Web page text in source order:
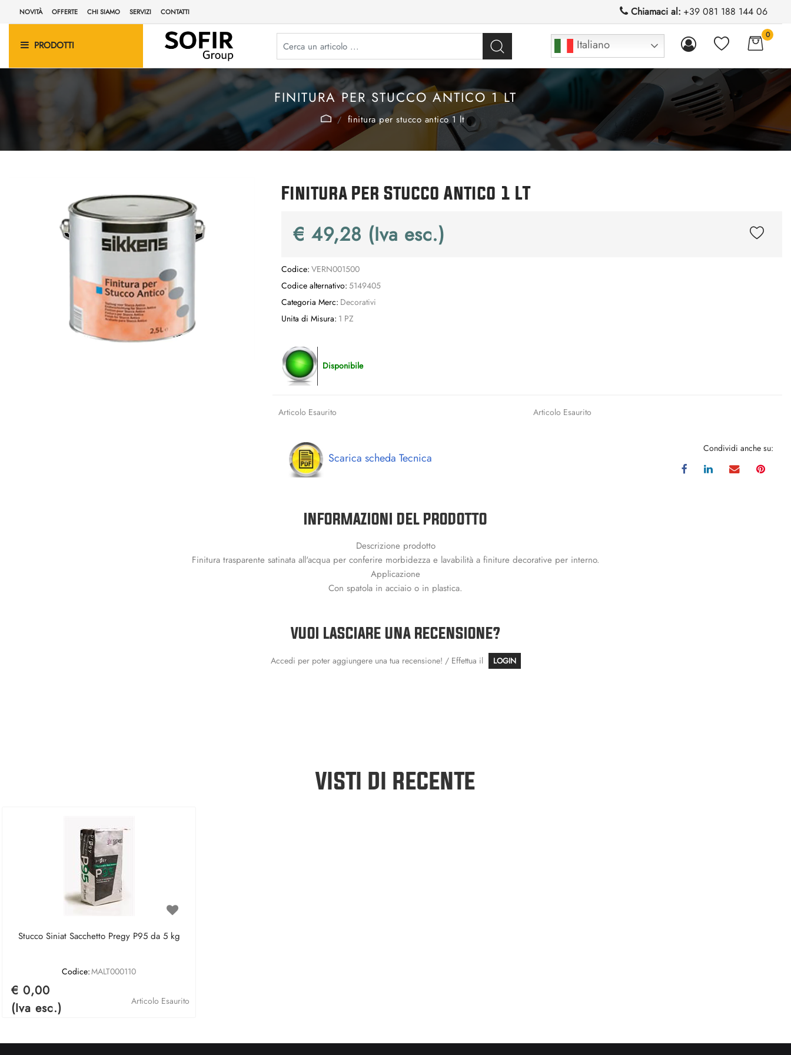
NOVITÀ OFFERTE CHI SIAMO SERVIZI CONTATTI Chiamaci al: +39 081 188 144 06
PRODOTTI Italiano
0
FINITURA PER STUCCO ANTICO 1 LT
finitura per stucco antico 1 lt
Finitura Per Stucco Antico 1 LT
€ 49,28 (Iva esc.)
Codice: VERN001500
Codice alternativo: 5149405
Categoria Merc: Decorativi
Unita di Misura: 1 PZ
Disponibile
Articolo Esaurito Articolo Esaurito
Scarica scheda Tecnica
Condividi anche su:
INFORMAZIONI DEL PRODOTTO
Descrizione prodotto
Finitura trasparente satinata all'acqua per conferire morbidezza e lavabilità a finiture decorative per interno.
Applicazione
Con spatola in acciaio o in plastica.
VUOI LASCIARE UNA RECENSIONE?
Accedi per poter aggiungere una tua recensione! / Effettua il LOGIN
VISTI DI RECENTE
Stucco Siniat Sacchetto Pregy P95 da 5 kg
Codice:MALT000110
€ 0,00
(Iva esc.)
Articolo Esaurito